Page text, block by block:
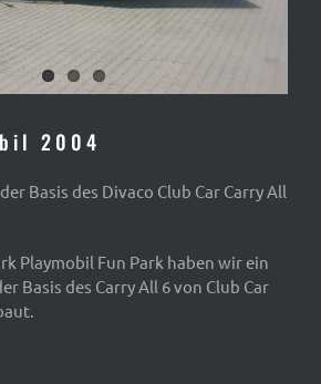
2004
Basis des Divaco Club Car Carry All
Playmobil Fun Park haben wir ein
Basis des Carry All 6 von Club Car